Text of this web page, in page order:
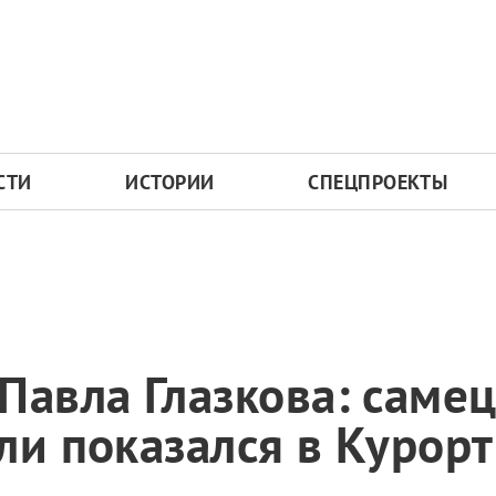
ИСТОРИИ СПЕЦПРОЕКТЫ
Глазкова: самец
показался в